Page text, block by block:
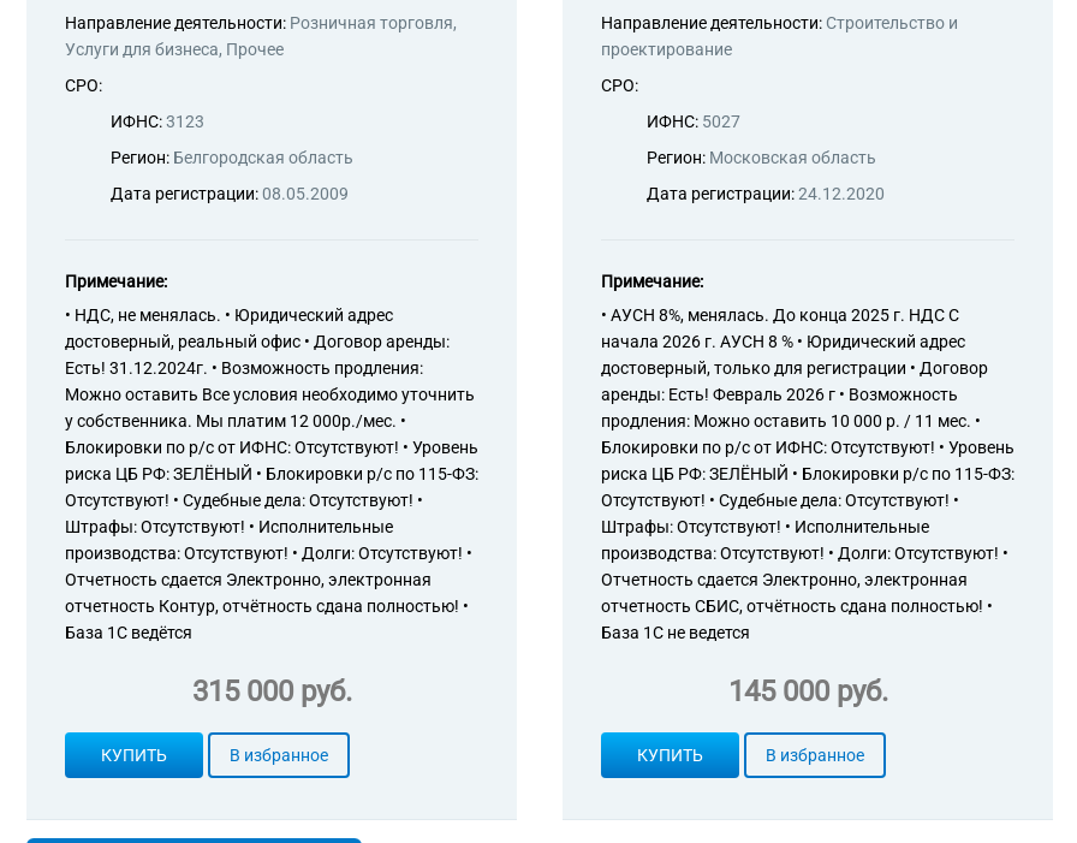
Направление деятельности: Розничная торговля,
Услуги для бизнеса, Прочее
СРО:
ИФНС:3123
Регион: Белгородская область
Дата регистрации:08.05.2009
Примечание:
• НДС, не менялась. • Юридический адрес
достоверный, реальный офис • Договор аренды:
Есть! 31.12.2024г. • Возможность продления:
Можно оставить Все условия необходимо уточнить
у собственника. Мы платим 12 000р./мес. •
Блокировки по р/с от ИФНС: Отсутствуют! • Уровень
риска ЦБ РФ: ЗЕЛЁНЫЙ • Блокировки р/с по 115-ФЗ:
Отсутствуют! • Судебные дела: Отсутствуют! •
Штрафы: Отсутствуют! • Исполнительные
производства: Отсутствуют! • Долги: Отсутствуют! •
Отчетность сдается Электронно, электронная
отчетность Контур, отчётность сдана полностью! •
База 1С ведётся
315 000 руб.
КУПИТЬ В избранное
Направление деятельности: Строительство и
проектирование
СРО:
ИФНС: 5027
Регион: Московская область
Дата регистрации:24.12.2020
Примечание:
• АУСН 8%, менялась. До конца 2025 г. НДС С
начала 2026 г. АУСН 8 % • Юридический адрес
достоверный, только для регистрации • Договор
аренды: Есть! Февраль 2026 г • Возможность
продления: Можно оставить 10 000 р. / 11 мес. •
Блокировки по р/с от ИФНС: Отсутствуют! • Уровень
риска ЦБ РФ: ЗЕЛЁНЫЙ • Блокировки р/с по 115-ФЗ:
Отсутствуют! • Судебные дела: Отсутствуют! •
Штрафы: Отсутствуют! • Исполнительные
производства: Отсутствуют! • Долги: Отсутствуют! •
Отчетность сдается Электронно, электронная
отчетность СБИС, отчётность сдана полностью! •
База 1С не ведется
145 000 руб.
КУПИТЬ В избранное